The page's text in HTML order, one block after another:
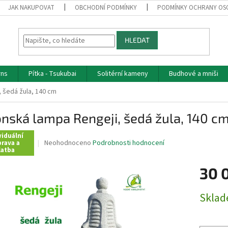
JAK NAKUPOVAT OBCHODNÍ PODMÍNKY PODMÍNKY OCHRANY
HLEDAT
Pítka - Tsukubai Solitérní kameny Budhové a mniši
žula, 140 cm
lampa Rengeji, šedá žula, 140 cm
a
Průměrné
z
5
Neohodnoceno Podrobnosti hodnocení
30
cena: